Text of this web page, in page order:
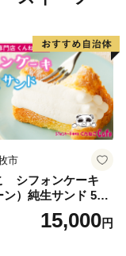
、豊岡で世界
界で輝くことが
都市像に向かっ
市
シフォンケーキ
ン）純生サンド 5個
15,000円